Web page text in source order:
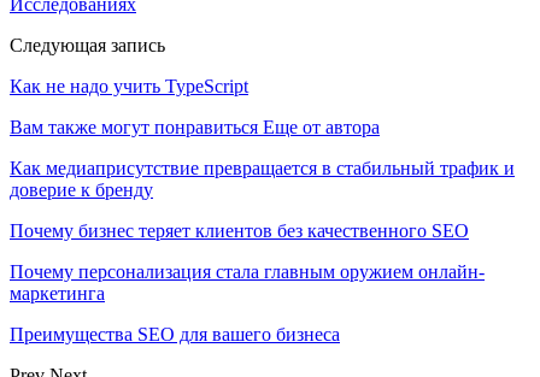
Следующая запись
Как не надо учить TypeScript
Вам также могут понравиться Еще от автора
Как медиаприсутствие превращается в стабильный трафик и
доверие к бренду
Почему бизнес теряет клиентов без качественного SEO
Почему персонализация стала главным оружием онлайн-
маркетинга
Преимущества SEO для вашего бизнеса